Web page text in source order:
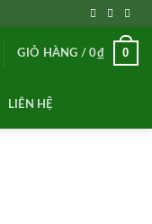
GIỎ HÀNG /0₫ 0
LIÊN HỆ